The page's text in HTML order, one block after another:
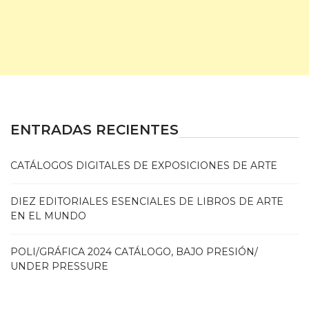
ENTRADAS RECIENTES
CATÁLOGOS DIGITALES DE EXPOSICIONES DE ARTE
DIEZ EDITORIALES ESENCIALES DE LIBROS DE ARTE
EN EL MUNDO
POLI/GRÁFICA 2024 CATÁLOGO, BAJO PRESIÓN/
UNDER PRESSURE